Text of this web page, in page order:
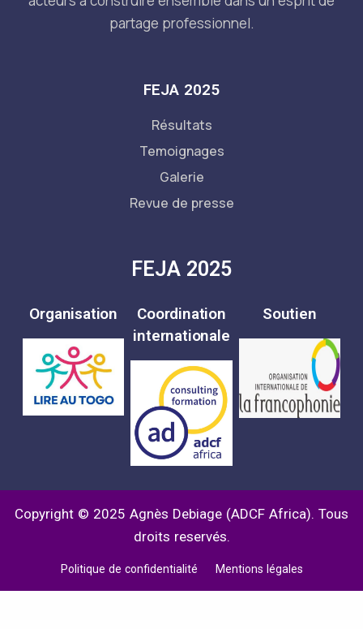
partage professionnel.
FEJA 2025
Résultats
Temoignages
Galerie
Revue de presse
FEJA 2025
Organisation
Coordination
internationale
Soutien
Copyright © 2025 Agnès Debiage (ADCF Africa). Tous
droits reservés.
Politique de confidentialité Mentions légales